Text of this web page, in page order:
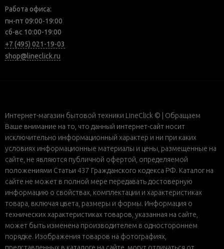
Работа офиса:
пн-пт 09:00-19:00
сб-вс 10:00-19:00
+7 (495) 021-19-03
shop@lineclick.ru
Интернет-магазин бытовой техники LineClick © | Обращаем
Ваше внимание на то, что данный интернет-сайт носит
исключительно информационный характер и ни при каких
условиях информационные материалы и цены, размещенные на
сайте, не являются публичной офертой, определяемой
положениями Статьи 437 Гражданского кодекса РФ. Каталог на
сайте не может в полной мере передавать достоверную
информацию о свойствах, комплектации и характеристиках
товара, включая цвета, размеры и формы. Информация о
технических характеристиках товаров, указанная на сайте,
может быть изменена производителем в одностороннем
порядке. Изображения товаров на фотографиях,